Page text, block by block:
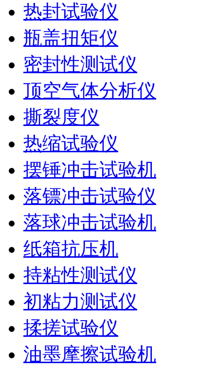
热封试验仪
瓶盖扭矩仪
密封性测试仪
顶空气体分析仪
撕裂度仪
热缩试验仪
摆锤冲击试验机
落镖冲击试验仪
落球冲击试验机
纸箱抗压机
持粘性测试仪
初粘力测试仪
揉搓试验仪
油墨摩擦试验机